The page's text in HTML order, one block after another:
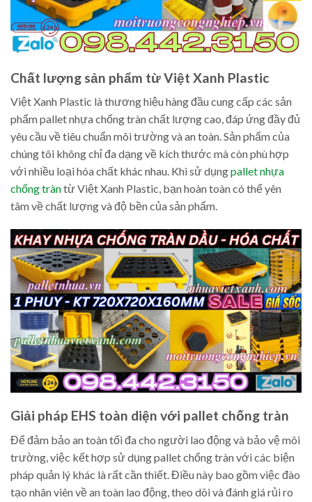
Chất lượng sản phẩm từ Việt Xanh Plastic
Việt Xanh Plastic là thương hiệu hàng đầu cung cấp các sản
phẩm pallet nhựa chống tràn chất lượng cao, đáp ứng đầy đủ
yêu cầu về tiêu chuẩn môi trường và an toàn. Sản phẩm của
chúng tôi không chỉ đa dạng về kích thước mà còn phù hợp
với nhiều loại hóa chất khác nhau. Khi sử dụngpallet nhựa
chống tràntừ Việt Xanh Plastic, bạn hoàn toàn có thể yên
tâm về chất lượng và độ bền của sản phẩm.
Giải pháp EHS toàn diện với pallet chống tràn
Để đảm bảo an toàn tối đa cho người lao động và bảo vệ môi
trường, việc kết hợp sử dụng pallet chống tràn với các biện
pháp quản lý khác là rất cần thiết. Điều này bao gồm việc đào
tạo nhân viên về an toàn lao động, theo dõi và đánh giá rủi ro